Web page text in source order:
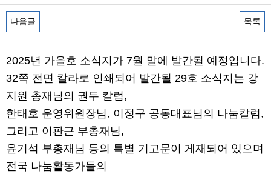
다음글 목록
2025년 가을호 소식지가 7월 말에 발간될 예정입니다.
32쪽 전면 칼라로 인쇄되어 발간될 29호 소식지는 강
지원 총재님의 권두 칼럼,
한태호 운영위원장님, 이정구 공동대표님의 나눔칼럼,
그리고 이판근 부총재님,
윤기석 부총재님 등의 특별 기고문이 게재되어 있으며
전국 나눔활동가들의